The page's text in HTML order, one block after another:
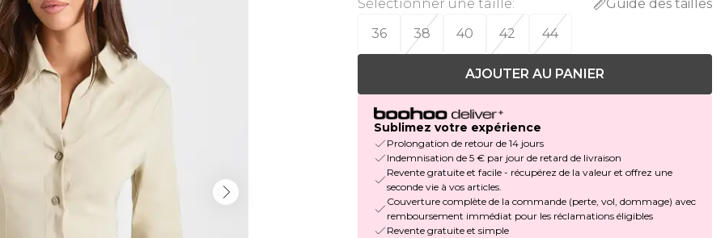
Sélectionner une taille:
Guide des tailles
36
38 40 42 44
AJOUTER AU PANIER
Sublimez votre expérience
Prolongation de retour de 14 jours
Indemnisation de 5 € par jour de retard de livraison
Revente gratuite et facile - récupérez de la valeur et offrez une
seconde vie à vos articles.
Couverture complète de la commande (perte, vol, dommage) avec
remboursement immédiat pour les réclamations éligibles
Revente gratuite et simple